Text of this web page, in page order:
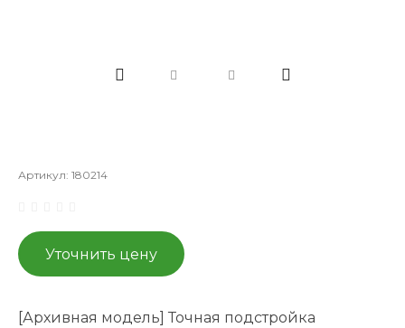
Артикул: 180214
Уточнить цену
[Архивная модель] Точная подстройка